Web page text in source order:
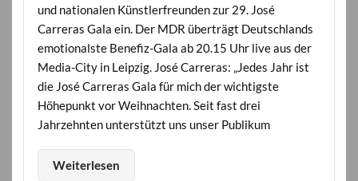
und nationalen Künstlerfreunden zur 29. José
Carreras Gala ein. Der MDR überträgt Deutschlands
emotionalste Benefiz-Gala ab 20.15 Uhr live aus der
Media-City in Leipzig. José Carreras: „Jedes Jahr ist
die José Carreras Gala für mich der wichtigste
Höhepunkt vor Weihnachten. Seit fast drei
Jahrzehnten unterstützt uns unser Publikum
Weiterlesen